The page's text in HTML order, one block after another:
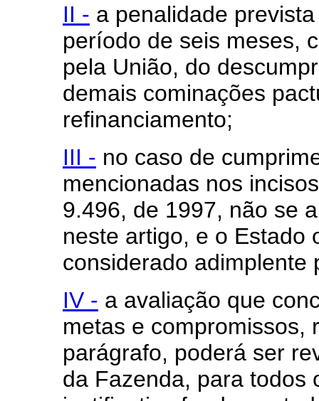
II - a penalidade
período de seis meses,
pela União, do
demais cominações
refinanciamento;
III - no caso de
mencionadas nos
9.496, de 1997, não se
neste artigo, e o Estado
considerado adimplente
IV - a avaliação que
metas e compromissos,
parágrafo, poderá ser
da Fazenda, para todos